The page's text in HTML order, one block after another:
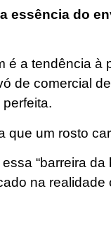
essência do
a tendência à
de comercial
que um rosto
“barreira da
na